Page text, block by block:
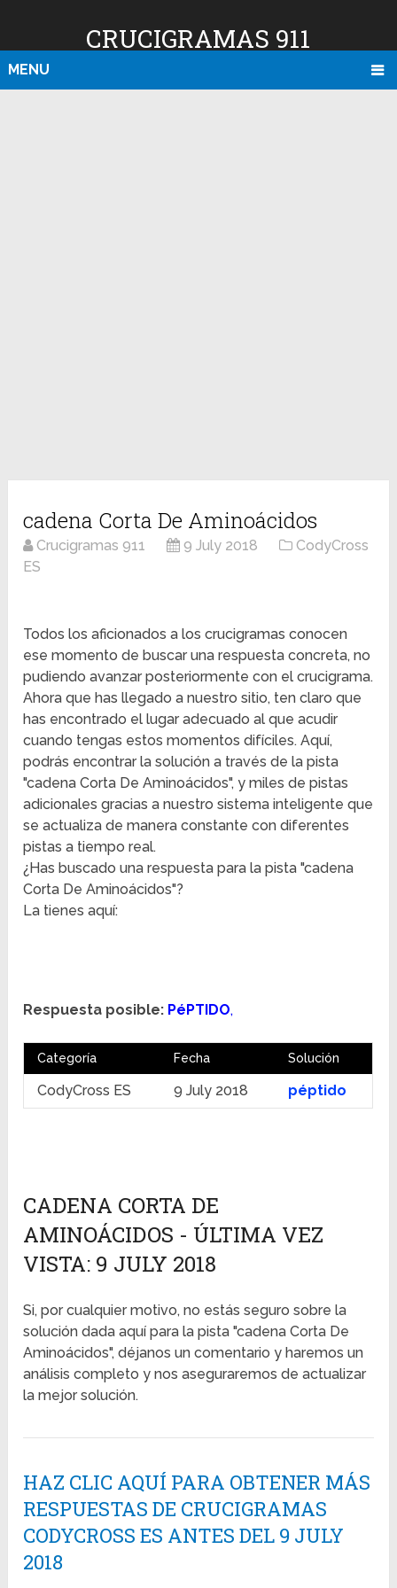
CRUCIGRAMAS 911
MENU
cadena Corta De Aminoácidos
Crucigramas 911 9 July 2018
CodyCross
ES
Todos los aficionados a los crucigramas conocen
ese momento de buscar una respuesta concreta, no
pudiendo avanzar posteriormente con el crucigrama.
Ahora que has llegado a nuestro sitio, ten claro que
has encontrado el lugar adecuado al que acudir
cuando tengas estos momentos difíciles. Aquí,
podrás encontrar la solución a través de la pista
"cadena Corta De Aminoácidos", y miles de pistas
adicionales gracias a nuestro sistema inteligente que
se actualiza de manera constante con diferentes
pistas a tiempo real.
¿Has buscado una respuesta para la pista "cadena
Corta De Aminoácidos"?
La tienes aquí:
Respuesta posible: PéPTIDO,
Categoría Fecha Solución
CodyCross ES 9 July 2018 péptido
CADENA CORTA DE
AMINOÁCIDOS - ÚLTIMA VEZ
VISTA: 9 JULY 2018
Si, por cualquier motivo, no estás seguro sobre la
solución dada aquí para la pista "cadena Corta De
Aminoácidos", déjanos un comentario y haremos un
análisis completo y nos aseguraremos de actualizar
la mejor solución.
HAZ CLIC AQUÍ PARA OBTENER MÁS
RESPUESTAS DE CRUCIGRAMAS
CODYCROSS ES ANTES DEL 9 JULY
2018